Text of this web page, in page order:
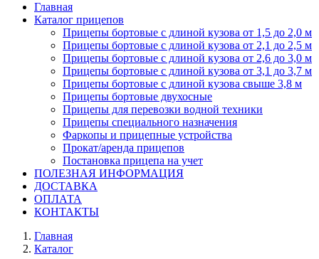
Главная
Каталог прицепов
Прицепы бортовые с длиной кузова от 1,5 до 2,0 м
Прицепы бортовые с длиной кузова от 2,1 до 2,5 м
Прицепы бортовые с длиной кузова от 2,6 до 3,0 м
Прицепы бортовые с длиной кузова от 3,1 до 3,7 м
Прицепы бортовые с длиной кузова свыше 3,8 м
Прицепы бортовые двухосные
Прицепы для перевозки водной техники
Прицепы специального назначения
Фаркопы и прицепные устройства
Прокат/аренда прицепов
Постановка прицепа на учет
ПОЛЕЗНАЯ ИНФОРМАЦИЯ
ДОСТАВКА
ОПЛАТА
КОНТАКТЫ
Главная
Каталог